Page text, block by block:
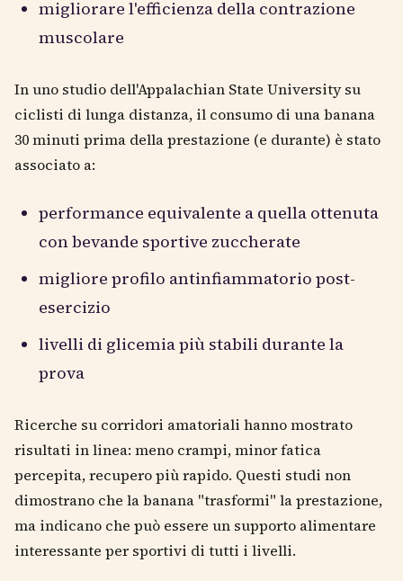
migliorare l'efficienza della contrazione
muscolare
In uno studio dell'Appalachian State University su
ciclisti di lunga distanza, il consumo di una banana
30 minuti prima della prestazione (e durante) è stato
associato a:
performance equivalente a quella ottenuta
con bevande sportive zuccherate
migliore profilo antinfiammatorio post-
esercizio
livelli di glicemia più stabili durante la
prova
Ricerche su corridori amatoriali hanno mostrato
risultati in linea: meno crampi, minor fatica
percepita, recupero più rapido. Questi studi non
dimostrano che la banana "trasformi" la prestazione,
ma indicano che può essere un supporto alimentare
interessante per sportivi di tutti i livelli.